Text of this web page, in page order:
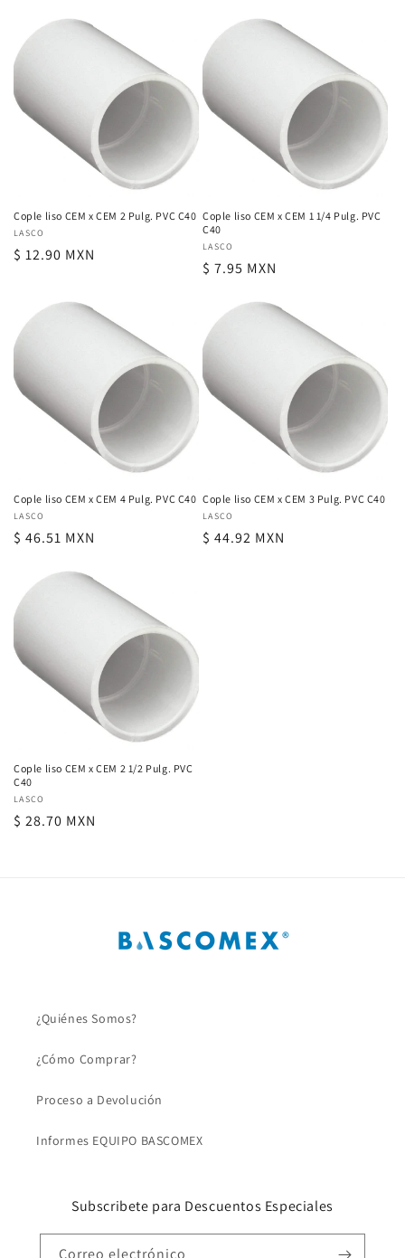
Cople liso CEM x CEM 2 Pulg. PVC C40
Proveedor:
LASCO
Precio
$ 12.90 MXN
Cople liso CEM x CEM 1 1/4 Pulg. PVC
C40
Proveedor:
LASCO
Precio
$ 7.95 MXN
Cople liso CEM x CEM 4 Pulg. PVC C40
Proveedor:
LASCO
Precio
$ 46.51 MXN
Cople liso CEM x CEM 3 Pulg. PVC C40
Proveedor:
LASCO
Precio
$ 44.92 MXN
Cople liso CEM x CEM 2 1/2 Pulg. PVC
C40
Proveedor:
LASCO
Precio
$ 28.70 MXN
¿Quiénes Somos?
¿Cómo Comprar?
Proceso a Devolución
Informes EQUIPO BASCOMEX
Subscribete para Descuentos Especiales